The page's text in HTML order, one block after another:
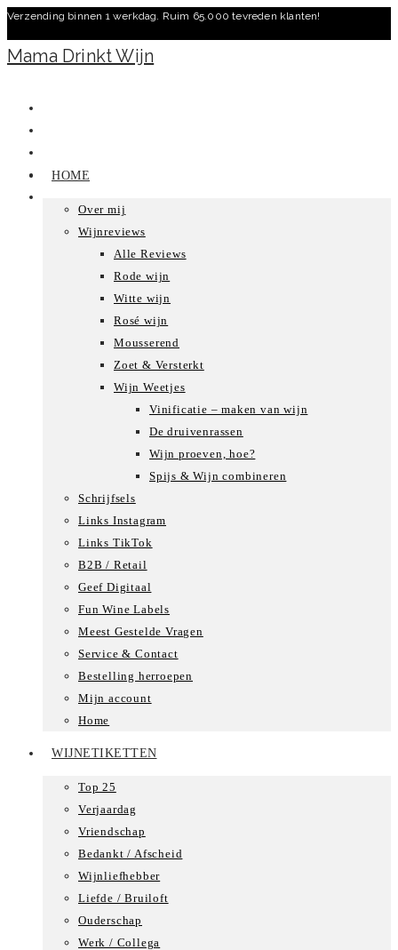
Ga
naar
inhoud
Verzending binnen 1 werkdag. Ruim 65.000 tevreden klanten!
Mama Drinkt Wijn
HOME
Over mij
Wijnreviews
Alle Reviews
Rode wijn
Witte wijn
Rosé wijn
Mousserend
Zoet & Versterkt
Wijn Weetjes
Vinificatie – maken van wijn
De druivenrassen
Wijn proeven, hoe?
Spijs & Wijn combineren
Schrijfsels
Links Instagram
Links TikTok
B2B / Retail
Geef Digitaal
Fun Wine Labels
Meest Gestelde Vragen
Service & Contact
Bestelling herroepen
Mijn account
Home
WIJNETIKETTEN
Top 25
Verjaardag
Vriendschap
Bedankt / Afscheid
Wijnliefhebber
Liefde / Bruiloft
Ouderschap
Werk / Collega